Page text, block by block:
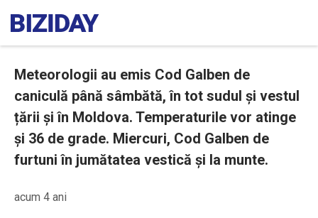
Meteorologii au emis Cod Galben de
caniculă până sâmbătă, în tot sudul și vestul
țării și în Moldova. Temperaturile vor atinge
și 36 de grade. Miercuri, Cod Galben de
furtuni în jumătatea vestică și la munte.
acum 4 ani